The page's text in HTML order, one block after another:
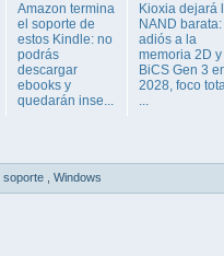
Amazon termina
el soporte de
estos Kindle: no
podrás
descargar
ebooks y
quedarán inse...
Kioxia dejará
NAND barata:
adiós a la
memoria 2D y
BiCS Gen 3
2028, foco
...
soporte Windows